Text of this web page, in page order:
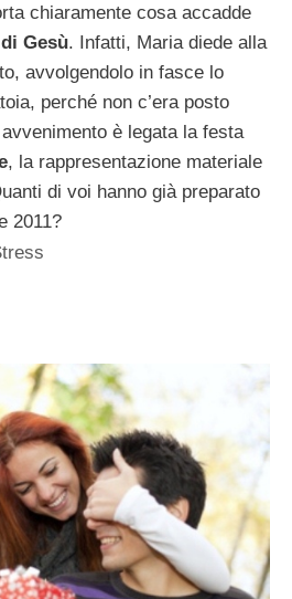
chiaramente cosa accadde
Gesù. Infatti, Maria diede alla
avvolgendolo in fasce lo
perché non c’era posto
è legata la festa
, la rappresentazione materiale
di voi hanno già preparato
2011?